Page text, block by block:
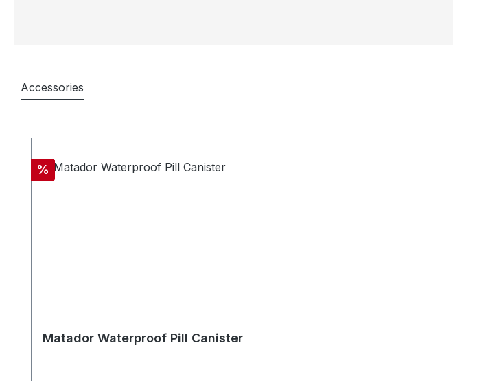
Accessories
Rabatt
%
Matador Waterproof Pill Canister